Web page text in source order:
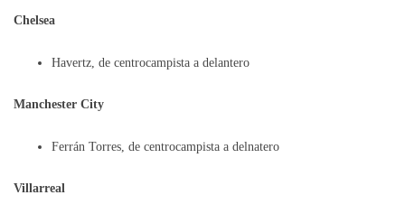
Chelsea
Havertz, de centrocampista a delantero
Manchester City
Ferrán Torres, de centrocampista a delnatero
Villarreal